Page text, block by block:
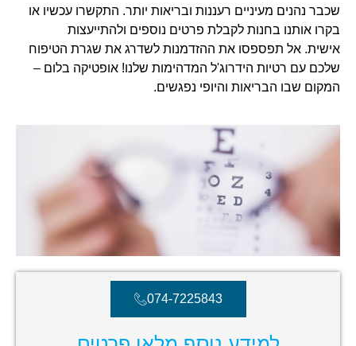
שכבר נהנים מעיניים רעננות ובריאות יותר. התקשרו עכשיו או
בקרו אותנו בחנות לקבלת פרטים נוספים ולהתייעצות
אישית. אל תפספסו את ההזדמנות לשדרג את שגרת הטיפוח
שלכם עם רטיות הידרוג'ל המדהימות שלנו! אופטיקה בלום –
המקום שבו הבריאות והיופי נפגשים.
074-7225843